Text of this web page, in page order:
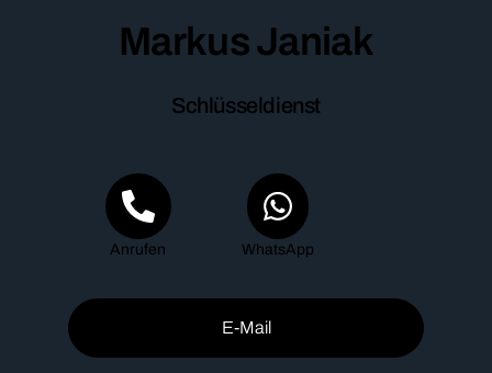
Markus Janiak
Schlüsseldienst
Anrufen WhatsApp
E-Mail